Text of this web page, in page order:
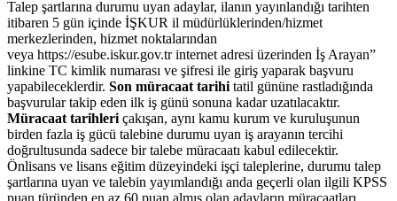
Talep şartlarına durumu uyan adaylar, ilanın yayınlandığı tarihten
itibaren 5 gün içinde İŞKUR il müdürlüklerinden/hizmet
merkezlerinden, hizmet noktalarından
veya https://esube.iskur.gov.tr internet adresi üzerinden İş Arayan”
linkine TC kimlik numarası ve şifresi ile giriş yaparak başvuru
yapabileceklerdir. Son müracaat tarihi tatil gününe rastladığında
başvurular takip eden ilk iş günü sonuna kadar uzatılacaktır.
Müracaat tarihleri çakışan, aynı kamu kurum ve kuruluşunun
birden fazla iş gücü talebine durumu uyan iş arayanın tercihi
doğrultusunda sadece bir talebe müracaatı kabul edilecektir.
Önlisans ve lisans eğitim düzeyindeki işçi taleplerine, durumu talep
şartlarına uyan ve talebin yayımlandığı anda geçerli olan ilgili KPSS